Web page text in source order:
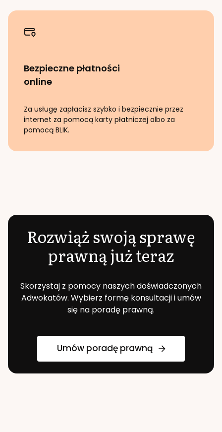
Bezpieczne płatności
online
Za usługę zapłacisz szybko i bezpiecznie przez
internet za pomocą karty płatniczej albo za
pomocą BLIK.
Rozwiąż swoją sprawę
prawną już teraz
Skorzystaj z pomocy naszych doświadczonych
Adwokatów. Wybierz formę konsultacji i umów
się na poradę prawną.
Umów poradę prawną